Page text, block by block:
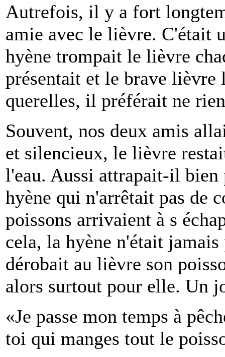
Autrefois, il y a fort
amie avec le lièvre. C'était
hyène trompait le lièvre
présentait et le brave
querelles, il préférait ne
Souvent, nos deux amis
et silencieux, le lièvre
l'eau. Aussi attrapait-il bien
hyène qui n'arrêtait pas de
poissons arrivaient à s
cela, la hyène n'était
dérobait au lièvre son
alors surtout pour elle. Un
«Je passe mon temps à
toi qui manges tout le